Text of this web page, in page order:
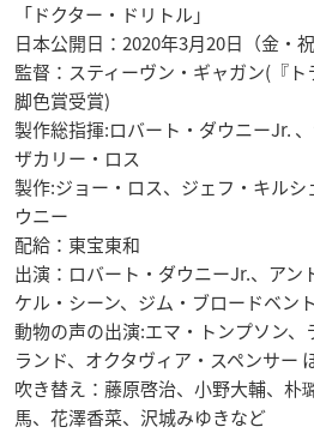
「ドクター・ドリトル」
日本公開日：2020年3月20日（金・
監督：スティーヴン・ギャガン(『
脚色賞受賞)
製作総指揮:ロバート・ダウニーJr.
ザカリー・ロス
製作:ジョー・ロス、ジェフ・キル
ウニー
配給：東宝東和
出演：ロバート・ダウニーJr.、アン
ケル・シーン、ジム・ブロードベン
動物の声の出演:エマ・トンプソン
ランド、オクタヴィア・スペンサー
吹き替え：藤原啓治、小野大輔、朴
馬、花澤香菜、沢城みゆきなど